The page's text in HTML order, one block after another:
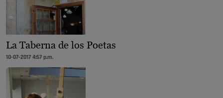
La Taberna de los Poetas
10-07-2017 4:57 p.m.